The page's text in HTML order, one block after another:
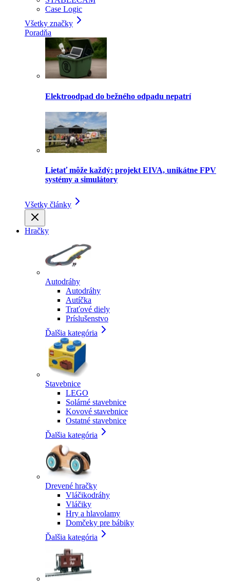
Case Logic
Všetky značky
Poradňa
Elektroodpad do bežného odpadu nepatrí
Lietať môže každý: projekt EIVA, unikátne FPV
systémy a simulátory
Všetky články
Hračky
Autodráhy
Autodráhy
Autíčka
Traťové diely
Príslušenstvo
Ďalšia kategória
Stavebnice
LEGO
Solárné stavebnice
Kovové stavebnice
Ostatné stavebnice
Ďalšia kategória
Drevené hračky
Vláčikodráhy
Vláčiky
Hry a hlavolamy
Domčeky pre bábiky
Ďalšia kategória